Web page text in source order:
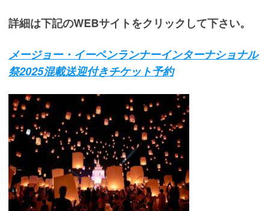
詳細は下記のWEBサイトをクリックして下さい。
メージョー・イーペンランナーインターナショナル
祭2025混載送迎付きチケット予約